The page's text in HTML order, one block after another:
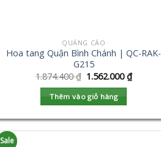
QUẢNG CÁO
Hoa tang Quận Bình Chánh | QC-RAK-
G215
1.874.400₫ 1.562.000₫
Thêm vào giỏ hàng
Sale